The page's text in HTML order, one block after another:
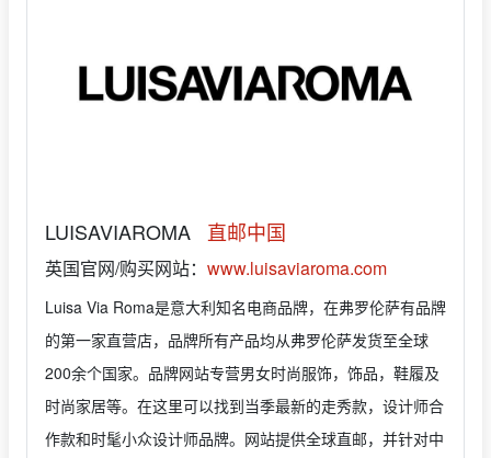
LUISAVIAROMA 直邮中国
英国官网/购买网站： www.luisaviaroma.com
Luisa Via Roma是意大利知名电商品牌，在弗罗伦萨有品牌
的第一家直营店，品牌所有产品均从弗罗伦萨发货至全球
200余个国家。品牌网站专营男女时尚服饰，饰品，鞋履及
时尚家居等。在这里可以找到当季最新的走秀款，设计师合
作款和时髦小众设计师品牌。网站提供全球直邮，并针对中